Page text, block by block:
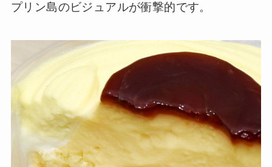
プリン島のビジュアルが衝撃的です。